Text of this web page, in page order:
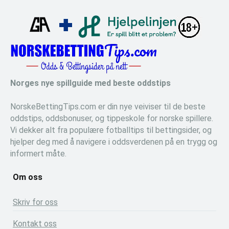
Norges nye spillguide med beste oddstips
NorskeBettingTips.com er din nye veiviser til de beste
oddstips, oddsbonuser, og tippeskole for norske spillere.
Vi dekker alt fra populære fotballtips til bettingsider, og
hjelper deg med å navigere i oddsverdenen på en trygg og
informert måte.
Om oss
Skriv for oss
Kontakt oss